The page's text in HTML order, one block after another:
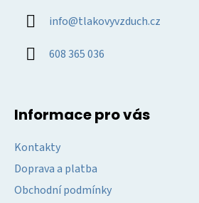
info@tlakovyvzduch.cz
608 365 036
Informace pro vás
Kontakty
Doprava a platba
Obchodní podmínky